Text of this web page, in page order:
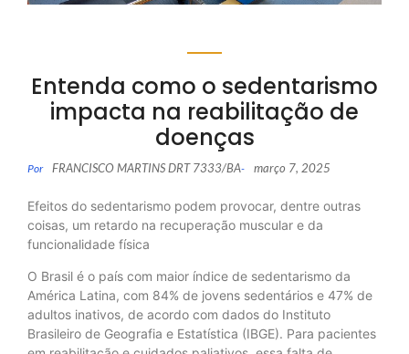
Entenda como o sedentarismo
impacta na reabilitação de
doenças
Por FRANCISCO MARTINS DRT 7333/BA- março 7, 2025
Efeitos do sedentarismo podem provocar, dentre outras
coisas, um retardo na recuperação muscular e da
funcionalidade física
O Brasil é o país com maior índice de sedentarismo da
América Latina, com 84% de jovens sedentários e 47% de
adultos inativos, de acordo com dados do Instituto
Brasileiro de Geografia e Estatística (IBGE). Para pacientes